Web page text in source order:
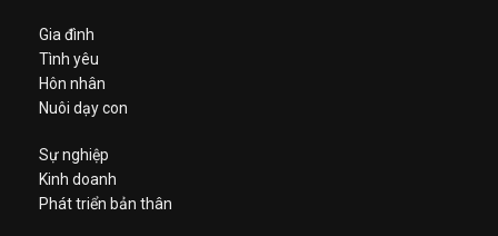
Gia đình
Tình yêu
Hôn nhân
Nuôi dạy con
Sự nghiệp
Kinh doanh
Phát triển bản thân